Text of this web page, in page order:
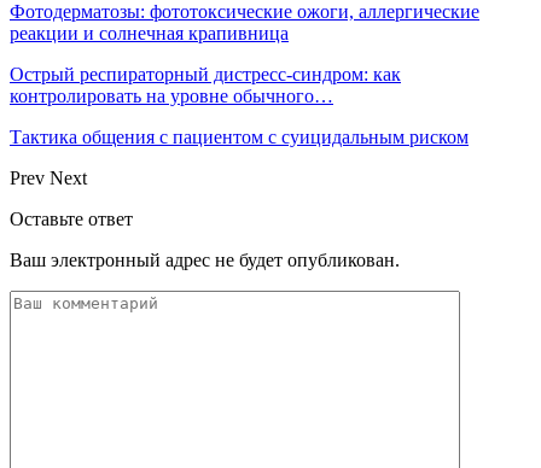
Фотодерматозы: фототоксические ожоги, аллергические
реакции и солнечная крапивница
Острый респираторный дистресс-синдром: как
контролировать на уровне обычного…
Тактика общения с пациентом с суицидальным риском
Prev Next
Оставьте ответ
Ваш электронный адрес не будет опубликован.